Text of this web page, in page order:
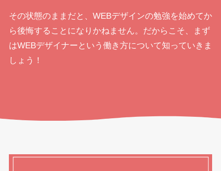
その状態のままだと、WEBデザインの勉強を始めてか
ら後悔することになりかねません。だからこそ、まず
はWEBデザイナーという働き方について知っていきま
しょう！